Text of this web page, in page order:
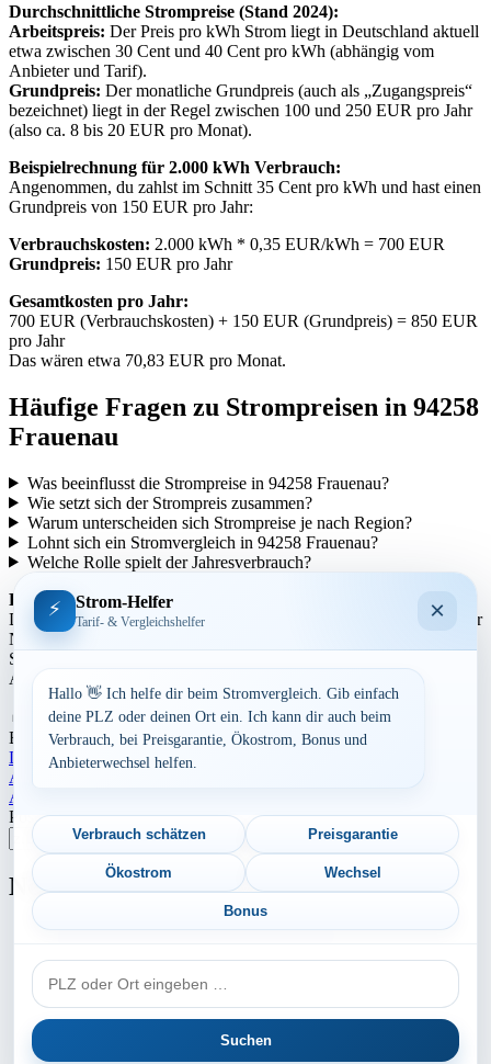
Durchschnittliche Strompreise (Stand 2024):
Arbeitspreis: Der Preis pro kWh Strom liegt in Deutschland aktuell
etwa zwischen 30 Cent und 40 Cent pro kWh (abhängig vom
Anbieter und Tarif).
Grundpreis: Der monatliche Grundpreis (auch als „Zugangspreis“
bezeichnet) liegt in der Regel zwischen 100 und 250 EUR pro Jahr
(also ca. 8 bis 20 EUR pro Monat).
Beispielrechnung für 2.000 kWh Verbrauch:
Angenommen, du zahlst im Schnitt 35 Cent pro kWh und hast einen
Grundpreis von 150 EUR pro Jahr:
Verbrauchskosten: 2.000 kWh * 0,35 EUR/kWh = 700 EUR
Grundpreis: 150 EUR pro Jahr
Gesamtkosten pro Jahr:
700 EUR (Verbrauchskosten) + 150 EUR (Grundpreis) = 850 EUR
pro Jahr
Das wären etwa 70,83 EUR pro Monat.
Häufige Fragen zu Strompreisen in 94258
Frauenau
Was beeinflusst die Strompreise in 94258 Frauenau?
Wie setzt sich der Strompreis zusammen?
Warum unterscheiden sich Strompreise je nach Region?
Lohnt sich ein Stromvergleich in 94258 Frauenau?
Welche Rolle spielt der Jahresverbrauch?
Regionale Unterschiede:
Die Strompreise variieren je nach Region aufgrund unterschiedlicher
Netzentgelte und Steuern. In städtischen Gebieten können die
Strompreise tendenziell höher sein als in ländlicheren Gegenden.
Auch die Anbieterstruktur kann sich regional unterscheiden.
Aufrufe: 269
By
Dominik Laube23. Juli 2026 Bayern
Landkreis Regen
Beitragsnavigation
Aktuelle Strompreise in 13589 Berlin Falkenhagener Feld
Aktuelle Strompreise in 94081 Fürstenzell
Postleitzahl eingeben
Suchen
Neu berechnet
Aktuelle Strompreise in 16833 Fehrbellin
Aktuelle Strompreise in 86482 Aystetten
Aktuelle Strompreise in 72419 Neufra
⚡ Strom-Helfer
Tarif- & Vergleichshelfer ×
Hallo 👋 Ich helfe dir beim Stromvergleich. Gib einfach
deine PLZ oder deinen Ort ein. Ich kann dir auch beim
Verbrauch, bei Preisgarantie, Ökostrom, Bonus und
Anbieterwechsel helfen.
Verbrauch schätzen Preisgarantie
Ökostrom Wechsel
Bonus
PLZ
oder
Ort
Suchen